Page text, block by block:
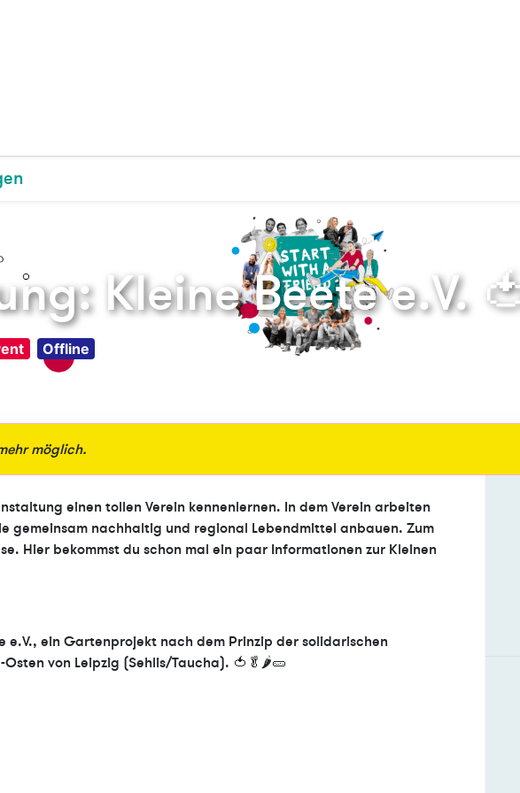
Kleine Beete e.V.
Offline
möglich.
einen tollen Verein kennenlernen. In dem Verein arbeiten
gemeinsam nachhaltig und regional Lebendmittel anbauen. Zum
Hier bekommst du schon mal ein paar Informationen zur Kleinen
e.V., ein Gartenprojekt nach dem Prinzip der solidarischen
von Leipzig (Sehlis/Taucha). 🍅🥬🌶️🥒